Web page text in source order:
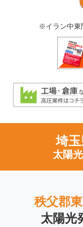
※イラン中東
埼
太陽
秩父郡
太陽光